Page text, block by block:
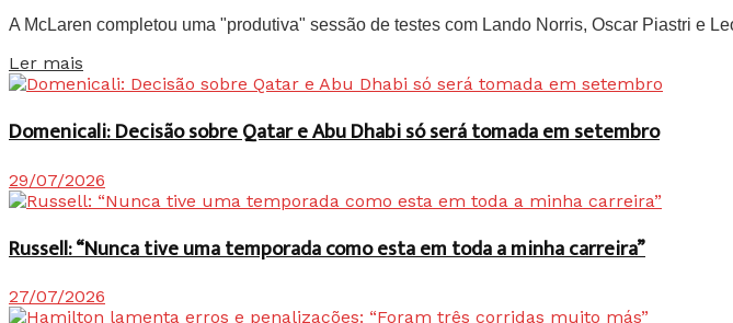
A McLaren completou uma "produtiva" sessão de testes com Lando Norris, Oscar Piastri e
Ler mais
Domenicali: Decisão sobre Qatar e Abu Dhabi só será tomada em setembro
29/07/2026
Russell: “Nunca tive uma temporada como esta em toda a minha carreira”
27/07/2026